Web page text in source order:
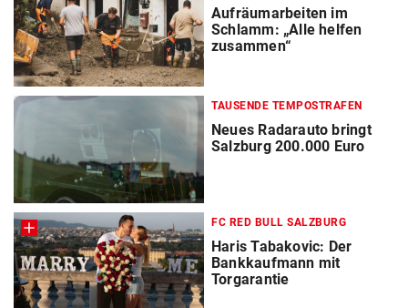
Aufräumarbeiten im
Schlamm: „Alle helfen
zusammen“
TAUSENDE TEMPOSTRAFEN
Neues Radarauto bringt
Salzburg 200.000 Euro
FC RED BULL SALZBURG
Haris Tabakovic: Der
Bankkaufmann mit
Torgarantie